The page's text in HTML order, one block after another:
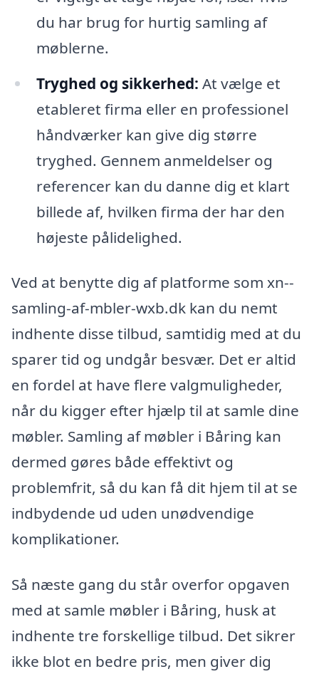
du har brug for hurtig samling af
møblerne.
Tryghed og sikkerhed: At vælge et
etableret firma eller en professionel
håndværker kan give dig større
tryghed. Gennem anmeldelser og
referencer kan du danne dig et klart
billede af, hvilken firma der har den
højeste pålidelighed.
Ved at benytte dig af platforme som xn--
samling-af-mbler-wxb.dk kan du nemt
indhente disse tilbud, samtidig med at du
sparer tid og undgår besvær. Det er altid
en fordel at have flere valgmuligheder,
når du kigger efter hjælp til at samle dine
møbler. Samling af møbler i Båring kan
dermed gøres både effektivt og
problemfrit, så du kan få dit hjem til at se
indbydende ud uden unødvendige
komplikationer.
Så næste gang du står overfor opgaven
med at samle møbler i Båring, husk at
indhente tre forskellige tilbud. Det sikrer
ikke blot en bedre pris, men giver dig